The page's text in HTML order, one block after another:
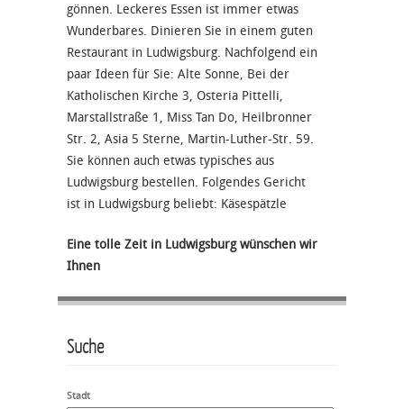
gönnen. Leckeres Essen ist immer etwas
Wunderbares. Dinieren Sie in einem guten
Restaurant in Ludwigsburg. Nachfolgend ein
paar Ideen für Sie: Alte Sonne, Bei der
Katholischen Kirche 3, Osteria Pittelli,
Marstallstraße 1, Miss Tan Do, Heilbronner
Str. 2, Asia 5 Sterne, Martin-Luther-Str. 59.
Sie können auch etwas typisches aus
Ludwigsburg bestellen. Folgendes Gericht
ist in Ludwigsburg beliebt: Käsespätzle
Eine tolle Zeit in Ludwigsburg wünschen wir
Ihnen
Suche
Stadt